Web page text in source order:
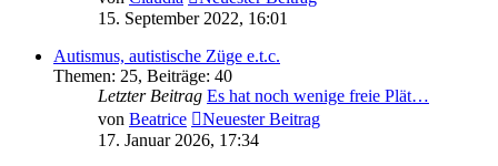
15. September 2022, 16:01
Autismus, autistische Züge e.t.c.
Themen: 25, Beiträge: 40
Letzter Beitrag Es hat noch wenige freie Plät…
von Beatrice
Neuester Beitrag
17. Januar 2026, 17:34